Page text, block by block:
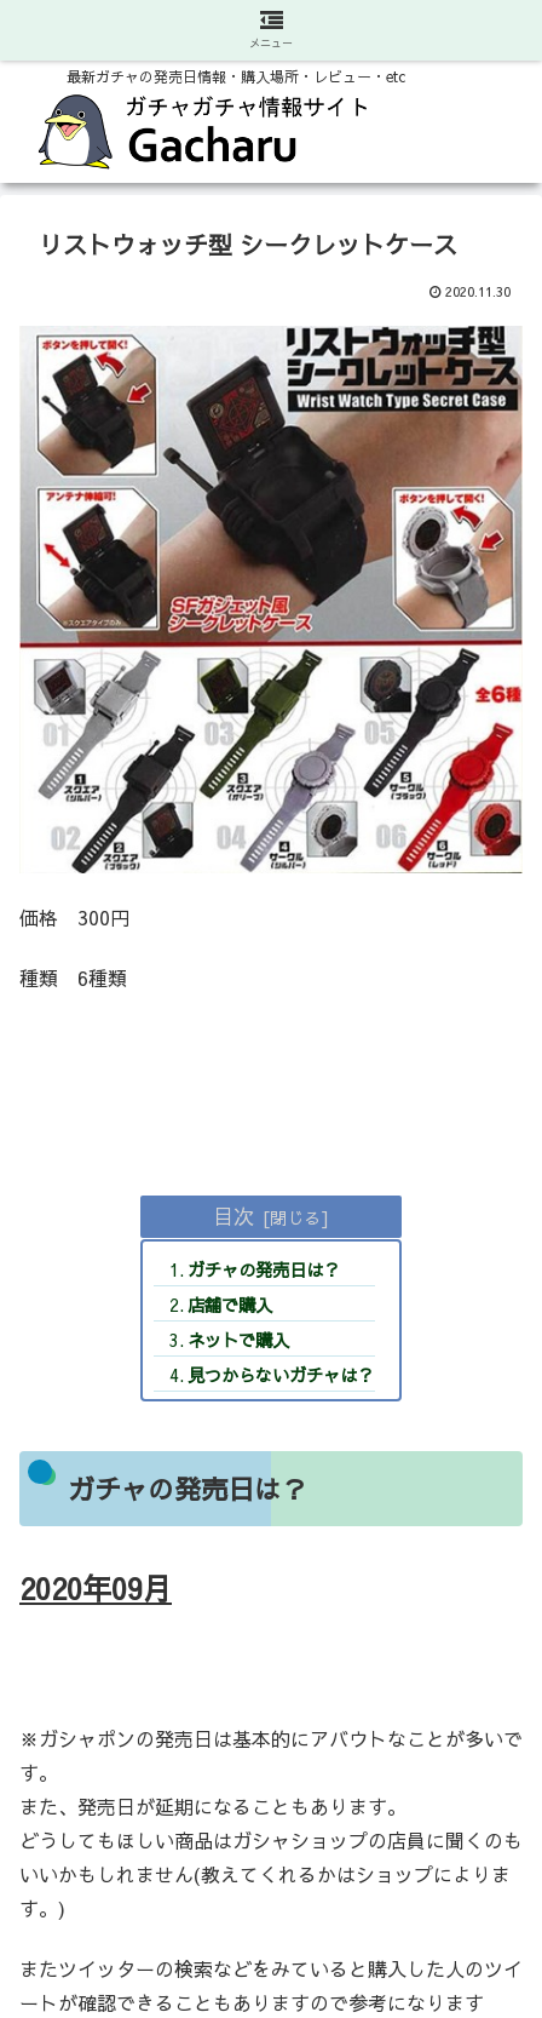
最新ガチャの発売日情報・購入場所・レビュー・etc
リストウォッチ型 シークレットケース
2020.11.30
価格 300円
種類 6種類
目次
ガチャの発売日は？
店舗で購入
ネットで購入
見つからないガチャは？
ガチャの発売日は？
2020年09月
※ガシャポンの発売日は基本的にアバウトなことが多いで
す。
また、発売日が延期になることもあります。
どうしてもほしい商品はガシャショップの店員に聞くのも
いいかもしれません(教えてくれるかはショップによりま
す。)
またツイッターの検索などをみていると購入した人のツイ
ートが確認できることもありますので参考になります
メニュー